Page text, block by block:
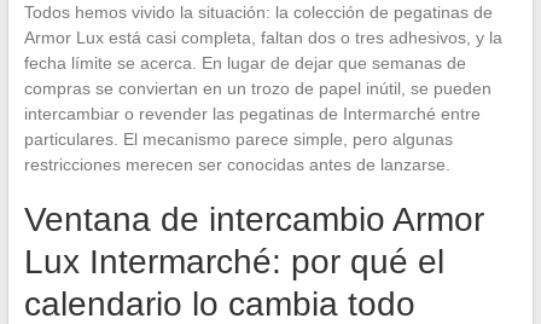
Todos hemos vivido la situación: la colección de pegatinas de
Armor Lux está casi completa, faltan dos o tres adhesivos, y la
fecha límite se acerca. En lugar de dejar que semanas de
compras se conviertan en un trozo de papel inútil, se pueden
intercambiar o revender las pegatinas de Intermarché entre
particulares. El mecanismo parece simple, pero algunas
restricciones merecen ser conocidas antes de lanzarse.
Ventana de intercambio Armor
Lux Intermarché: por qué el
calendario lo cambia todo